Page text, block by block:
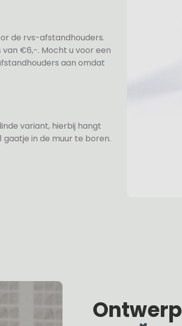
de rvs-afstandhouders.
€6,-. Mocht u voor een
aan omdat
variant, hierbij hangt
in de muur te boren.